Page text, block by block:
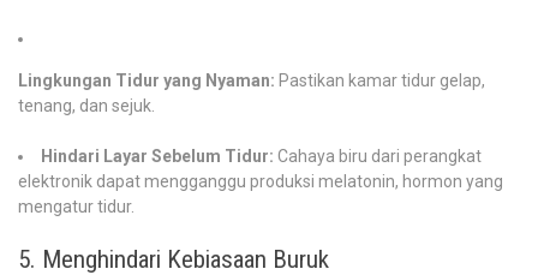
Lingkungan Tidur yang Nyaman: Pastikan kamar tidur gelap,
tenang, dan sejuk.
Hindari Layar Sebelum Tidur: Cahaya biru dari perangkat
elektronik dapat mengganggu produksi melatonin, hormon yang
mengatur tidur.
5. Menghindari Kebiasaan Buruk